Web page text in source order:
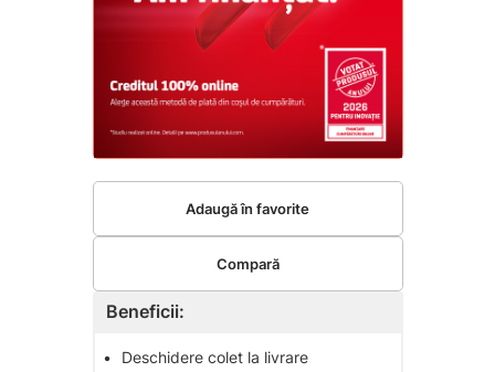
Beneficii:
• Deschidere colet la livrare
Adaugă în favorite
Compară